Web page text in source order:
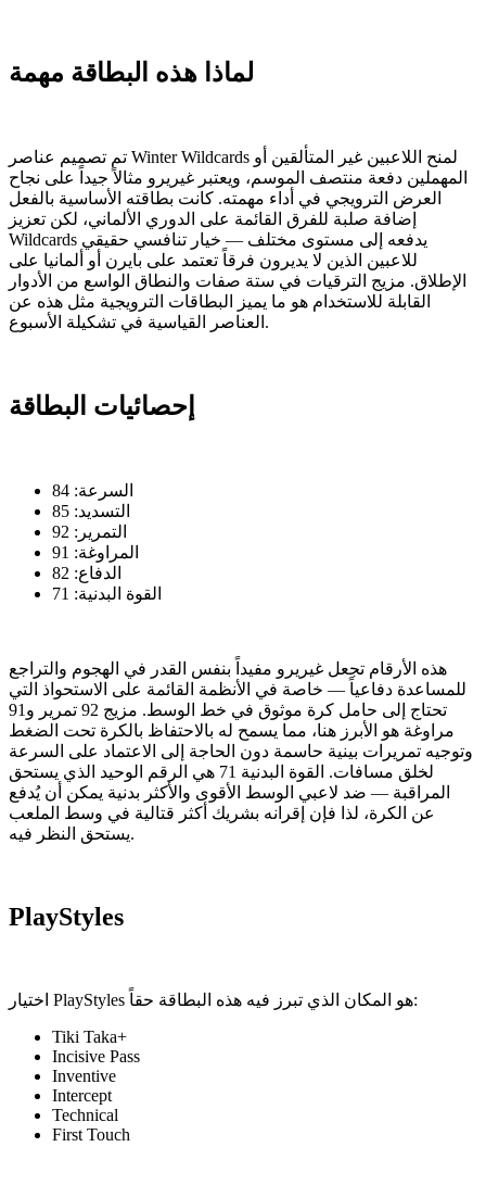
لماذا هذه البطاقة مهمة
تم تصميم عناصر Winter Wildcards لمنح اللاعبين غير المتألقين أو
المهملين دفعة منتصف الموسم، ويعتبر غيريرو مثالاً جيداً على نجاح
العرض الترويجي في أداء مهمته. كانت بطاقته الأساسية بالفعل
إضافة صلبة للفرق القائمة على الدوري الألماني، لكن تعزيز
Wildcards يدفعه إلى مستوى مختلف — خيار تنافسي حقيقي
للاعبين الذين لا يديرون فرقاً تعتمد على بايرن أو ألمانيا على
الإطلاق. مزيج الترقيات في ستة صفات والنطاق الواسع من الأدوار
القابلة للاستخدام هو ما يميز البطاقات الترويجية مثل هذه عن
العناصر القياسية في تشكيلة الأسبوع.
إحصائيات البطاقة
السرعة: 84
التسديد: 85
التمرير: 92
المراوغة: 91
الدفاع: 82
القوة البدنية: 71
هذه الأرقام تجعل غيريرو مفيداً بنفس القدر في الهجوم والتراجع
للمساعدة دفاعياً — خاصة في الأنظمة القائمة على الاستحواذ التي
تحتاج إلى حامل كرة موثوق في خط الوسط. مزيج 92 تمرير و91
مراوغة هو الأبرز هنا، مما يسمح له بالاحتفاظ بالكرة تحت الضغط
وتوجيه تمريرات بينية حاسمة دون الحاجة إلى الاعتماد على السرعة
لخلق مسافات. القوة البدنية 71 هي الرقم الوحيد الذي يستحق
المراقبة — ضد لاعبي الوسط الأقوى والأكثر بدنية يمكن أن يُدفع
عن الكرة، لذا فإن إقرانه بشريك أكثر قتالية في وسط الملعب
يستحق النظر فيه.
PlayStyles
اختيار PlayStyles هو المكان الذي تبرز فيه هذه البطاقة حقاً:
Tiki Taka+
Incisive Pass
Inventive
Intercept
Technical
First Touch